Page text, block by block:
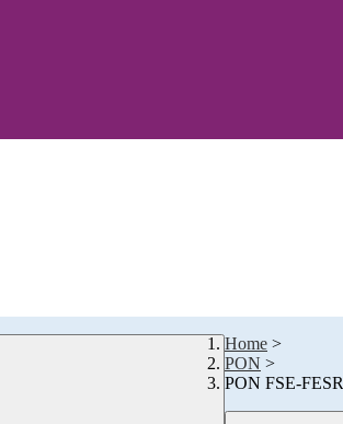
Home >
PON >
PON FSE-FESR